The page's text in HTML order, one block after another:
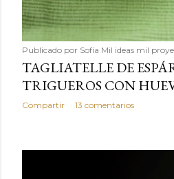
Publicado por Sofía Mil ideas mil
TAGLIATELLE DE
TRIGUEROS CON
Compartir 13 comentarios